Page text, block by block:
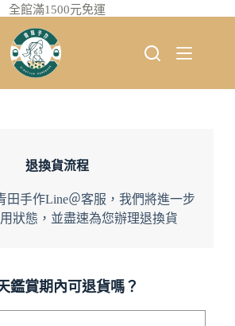
全館滿1500元免運
退換貨流程
田手作Line＠客服，我們將進一步
狀態，並盡速為您辦理退換貨
鑑賞期內可退貨嗎？